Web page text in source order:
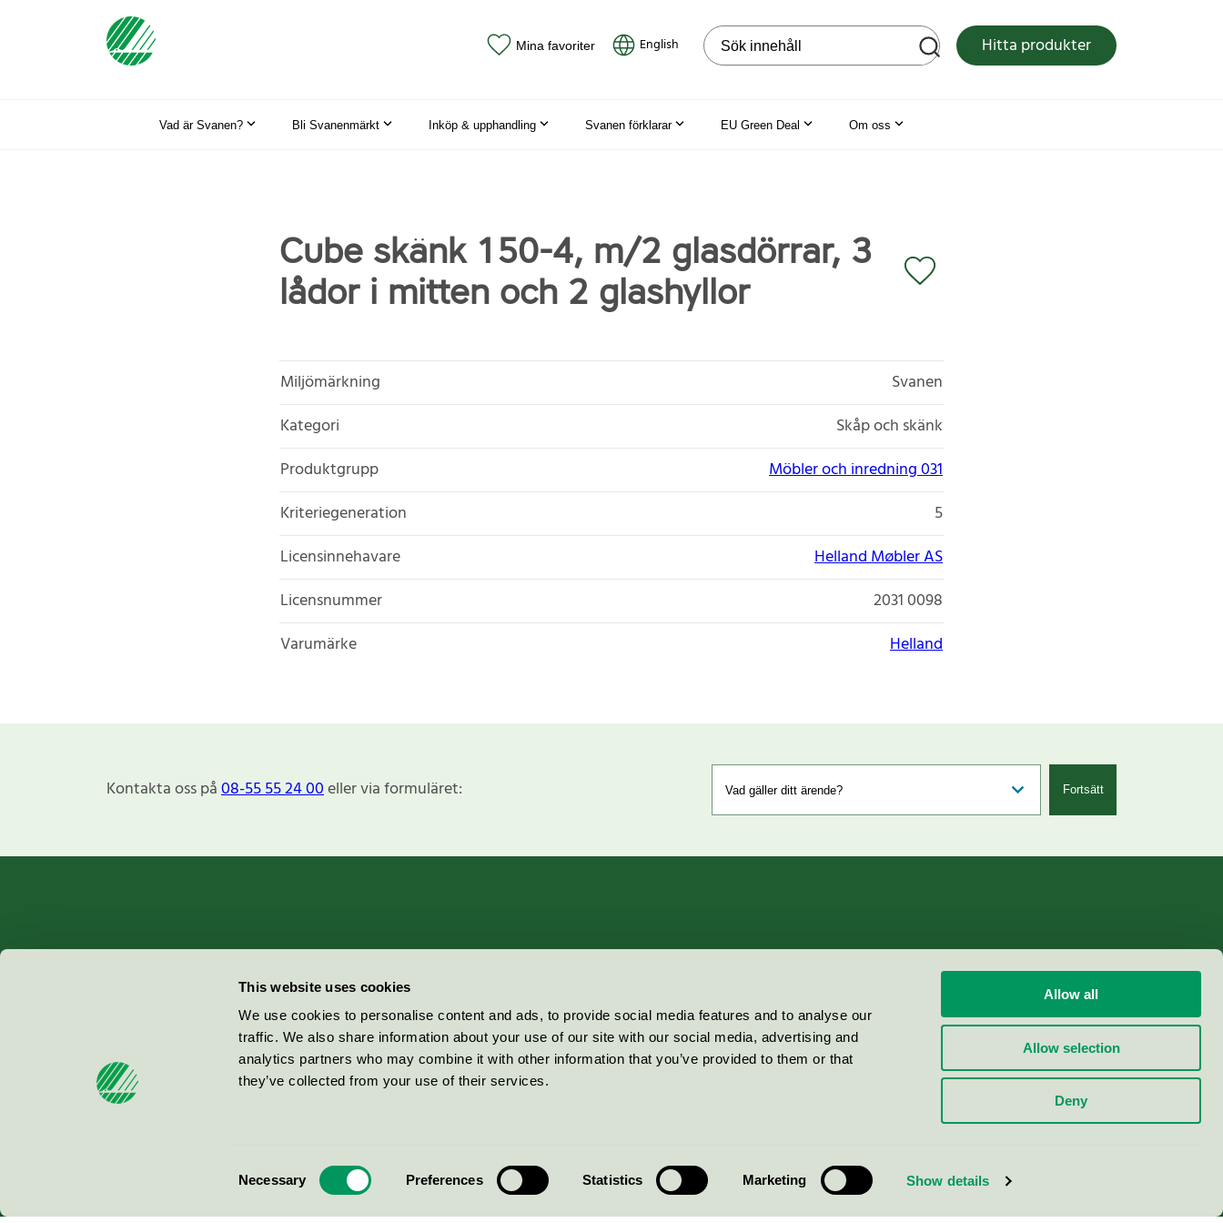
This website uses cookies
We use cookies to personalise content and ads, to provide social media features and to analyse our
traffic. We also share information about your use of our site with our social media, advertising and
analytics partners who may combine it with other information that you’ve provided to them or that
they’ve collected from your use of their services.
Necessary Preferences Statistics Marketing Show details
Allow all
Allow selection
Deny
Mina favoriter English Sök på webbplatsen Hitta produkter
Vad är Svanen? Bli Svanenmärkt Inköp & upphandling Svanen förklarar EU Green Deal Om oss
Cube skänk 150-4, m/2 glasdörrar, 3
lådor i mitten och 2 glashyllor
Miljömärkning
Svanen
Kategori
Skåp och skänk
Produktgrupp
Möbler och inredning 031
Kriteriegeneration
5
Licensinnehavare
Helland Møbler AS
Licensnummer
2031 0098
Varumärke
Helland
Kontakta oss på08-55 55 24 00eller via formuläret: Fortsätt
Miljömärkning Sverige AB
100 64